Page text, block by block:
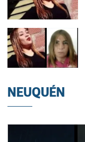
NEUQUÉN